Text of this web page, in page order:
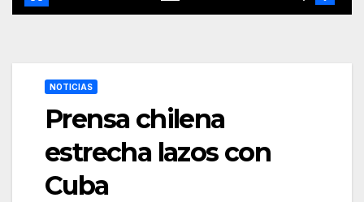
NOTICIAS
Prensa chilena
estrecha lazos con
Cuba